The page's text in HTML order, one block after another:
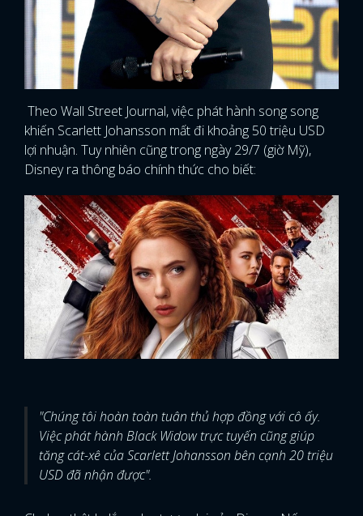
Theo Wall Street Journal, việc phát hành song song
khiến Scarlett Johansson mất đi khoảng 50 triệu USD
lợi nhuận. Tuy nhiên cũng trong ngày 29/7 (giờ Mỹ),
Disney ra thông báo chính thức cho biết:
"Chúng tôi hoàn toàn tuân thủ hợp đồng với cô ấy.
Việc phát hành Black Widow trực tuyến cũng giúp
tăng cát-xê của Scarlett Johansson bên cạnh 20 triệu
USD đã nhận được".